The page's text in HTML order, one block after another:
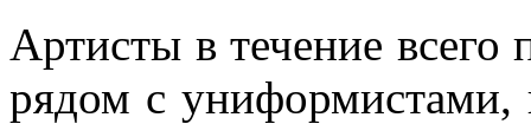
Артисты в течение всего
рядом с униформистами,